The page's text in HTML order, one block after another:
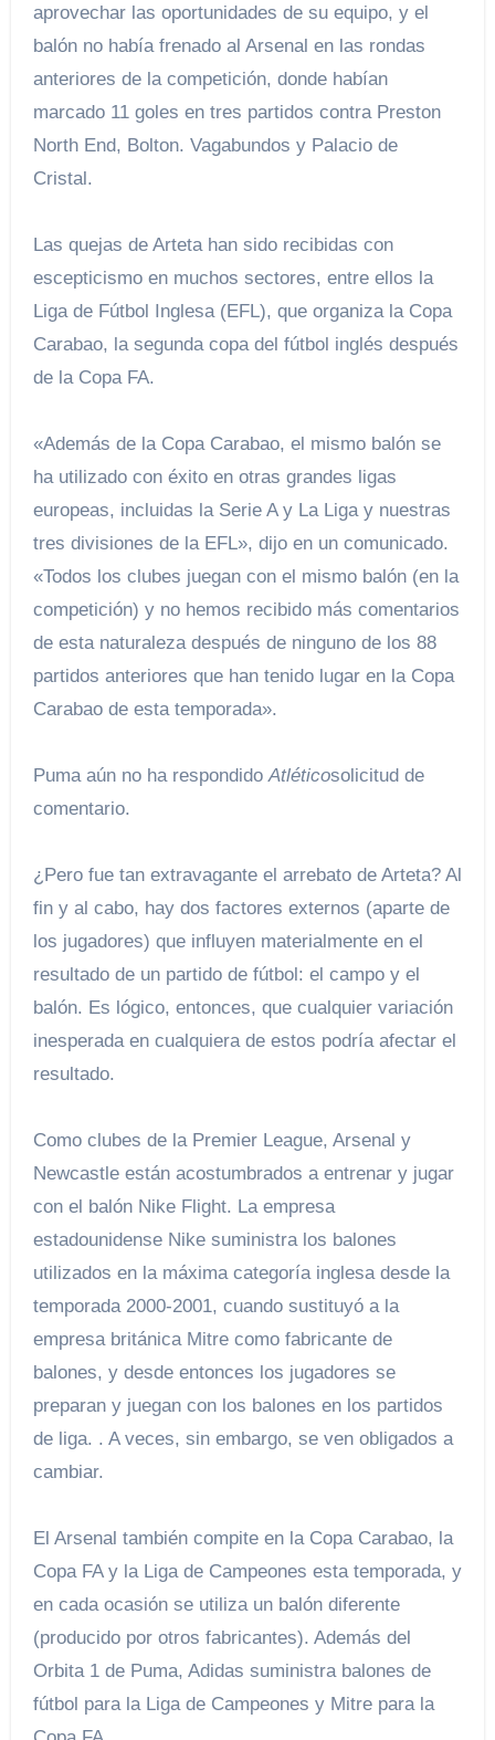
aprovechar las oportunidades de su equipo, y el
balón no había frenado al Arsenal en las rondas
anteriores de la competición, donde habían
marcado 11 goles en tres partidos contra Preston
North End, Bolton. Vagabundos y Palacio de
Cristal.
Las quejas de Arteta han sido recibidas con
escepticismo en muchos sectores, entre ellos la
Liga de Fútbol Inglesa (EFL), que organiza la Copa
Carabao, la segunda copa del fútbol inglés después
de la Copa FA.
«Además de la Copa Carabao, el mismo balón se
ha utilizado con éxito en otras grandes ligas
europeas, incluidas la Serie A y La Liga y nuestras
tres divisiones de la EFL», dijo en un comunicado.
«Todos los clubes juegan con el mismo balón (en la
competición) y no hemos recibido más comentarios
de esta naturaleza después de ninguno de los 88
partidos anteriores que han tenido lugar en la Copa
Carabao de esta temporada».
Puma aún no ha respondidoAtléticosolicitud de
comentario.
¿Pero fue tan extravagante el arrebato de Arteta? Al
fin y al cabo, hay dos factores externos (aparte de
los jugadores) que influyen materialmente en el
resultado de un partido de fútbol: el campo y el
balón. Es lógico, entonces, que cualquier variación
inesperada en cualquiera de estos podría afectar el
resultado.
Como clubes de la Premier League, Arsenal y
Newcastle están acostumbrados a entrenar y jugar
con el balón Nike Flight. La empresa
estadounidense Nike suministra los balones
utilizados en la máxima categoría inglesa desde la
temporada 2000-2001, cuando sustituyó a la
empresa británica Mitre como fabricante de
balones, y desde entonces los jugadores se
preparan y juegan con los balones en los partidos
de liga. . A veces, sin embargo, se ven obligados a
cambiar.
El Arsenal también compite en la Copa Carabao, la
Copa FA y la Liga de Campeones esta temporada, y
en cada ocasión se utiliza un balón diferente
(producido por otros fabricantes). Además del
Orbita 1 de Puma, Adidas suministra balones de
fútbol para la Liga de Campeones y Mitre para la